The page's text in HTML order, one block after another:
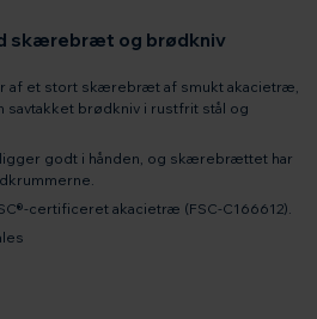
skærebræt og brødkniv
af et stort skærebræt af smukt akacietræ,
savtakket brødkniv i rustfrit stål og
ligger godt i hånden, og skærebrættet har
certificeret akacietræ (FSC-C166612).